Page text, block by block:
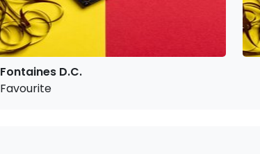
Fontaines D.C.
Favourite